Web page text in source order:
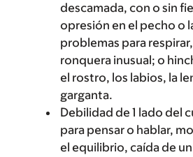
descamada, con o sin
opresión en el pecho o
problemas para
ronquera inusual; o
el rostro, los labios, la
garganta.
Debilidad de 1 lado del
para pensar o hablar,
el equilibrio, caída de